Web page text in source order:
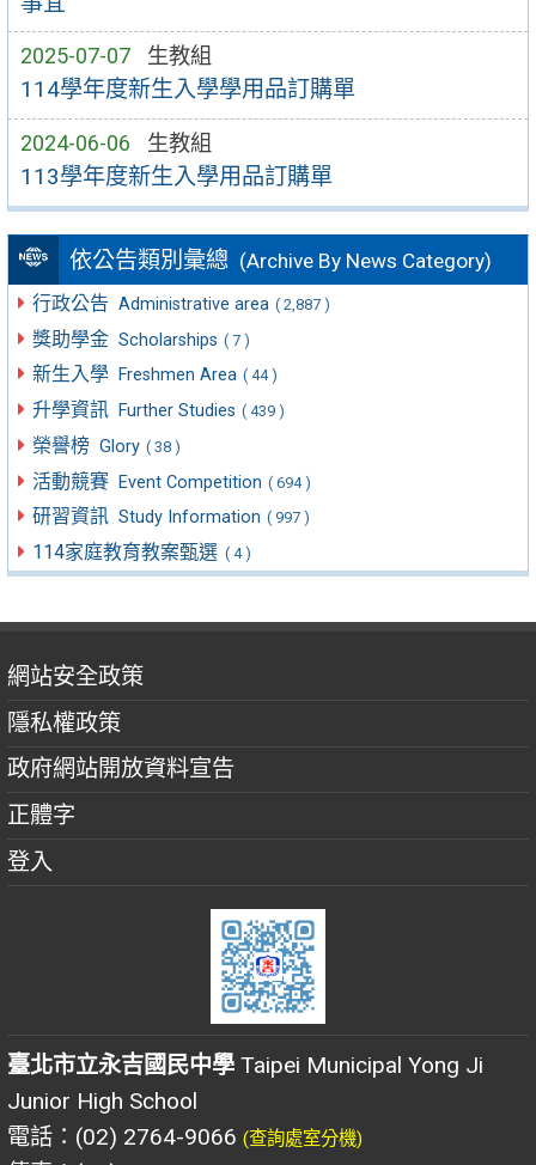
2025-07-07 生教組
114學年度新生入學學用品訂購單
2024-06-06 生教組
113學年度新生入學用品訂購單
依公告類別彙總 (Archive By News Category)
行政公告 Administrative area ( 2,887 )
獎助學金 Scholarships ( 7 )
新生入學 Freshmen Area ( 44 )
升學資訊 Further Studies ( 439 )
榮譽榜 Glory ( 38 )
活動競賽 Event Competition ( 694 )
研習資訊 Study Information ( 997 )
114家庭教育教案甄選 ( 4 )
網站安全政策
隱私權政策
政府網站開放資料宣告
正體字
登入
臺北市立永吉國民中學 Taipei Municipal Yong Ji
Junior High School
電話：(02) 2764-9066 (查詢處室分機)